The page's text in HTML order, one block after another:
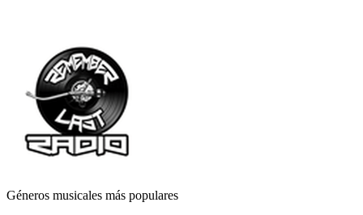
Géneros musicales más populares